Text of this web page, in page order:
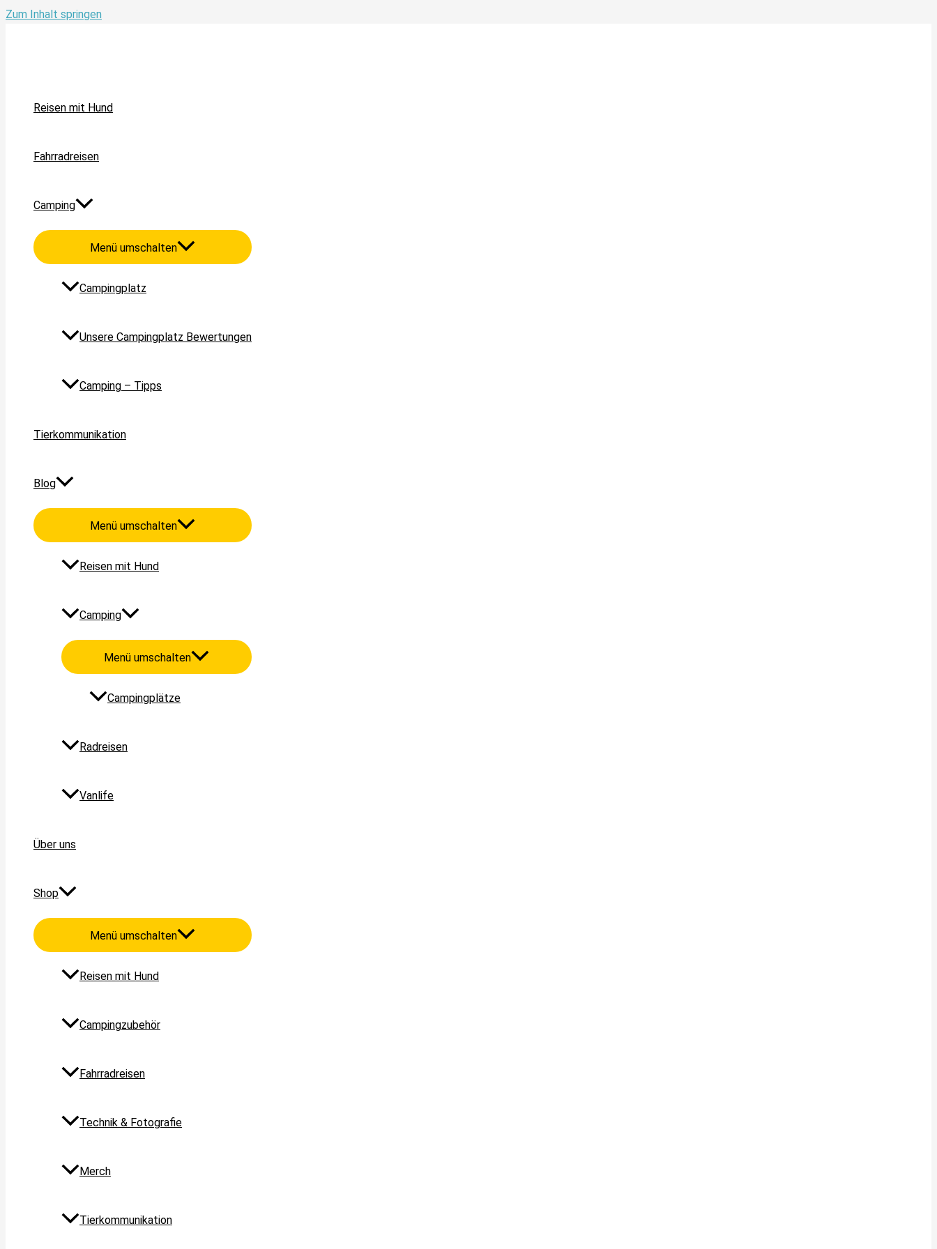
Zum Inhalt springen
Reisen mit Hund
Fahrradreisen
Camping
Menü umschalten
Campingplatz
Unsere Campingplatz Bewertungen
Camping – Tipps
Tierkommunikation
Blog
Menü umschalten
Reisen mit Hund
Camping
Menü umschalten
Campingplätze
Radreisen
Vanlife
Über uns
Shop
Menü umschalten
Reisen mit Hund
Campingzubehör
Fahrradreisen
Technik & Fotografie
Merch
Tierkommunikation